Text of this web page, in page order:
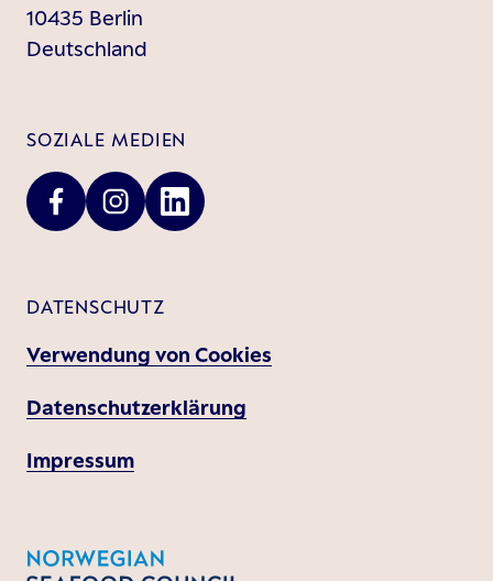
10435 Berlin
Deutschland
SOZIALE MEDIEN
DATENSCHUTZ
Verwendung von Cookies
Datenschutzerklärung
Impressum